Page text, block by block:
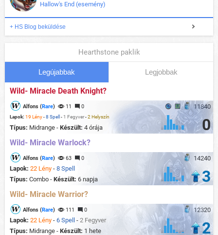
Hallow's End (esemény)
+ HS Blog beküldése
Hearthstone paklik
Legújabbak Legjobbak
Wild- Miracle Death Knight?
11840
Alfons (Rare) 11 0
Lapok: 19 Lény-8 Spell - 1 Fegyver-2 Helyszín
Típus: Midrange - Készült: 4 órája 0
Wild- Miracle Warlock?
14240
Alfons (Rare) 63 0
Lapok: 22 Lény - 8 Spell
Típus: Combo - Készült: 6 napja 3
Wild- Miracle Warrior?
12320
Alfons (Rare) 111 0
Lapok: 22 Lény - 6 Spell - 2 Fegyver
Típus: Midrange - Készült: 1 hete 2